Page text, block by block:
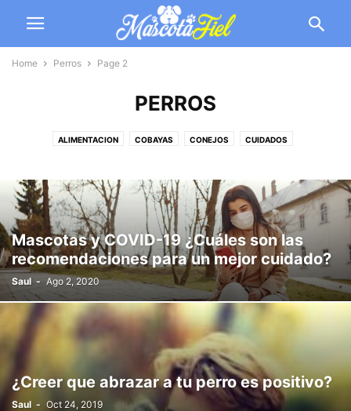
Home Perros Page 2
PERROS
ALIMENTACION COBAYAS CONEJOS CUIDADOS
PECES PERICOS PERROS SALUD DEL PERRO SALUD EN GATOS
TORTUGAS
Mascotas y COVID-19 ¿Cuáles son las
recomendaciones para un mejor cuidado?
Saul - Ago 2, 2020
¿Creer que abrazar a tu perro es positivo?
Saul - Oct 24, 2019